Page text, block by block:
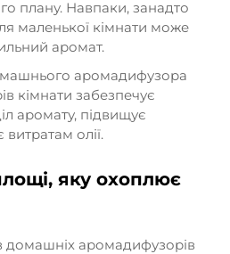
плану. Навпаки, занадто
маленької кімнати може
аромат.
аромадифузора
кімнати забезпечує
аромату, підвищує
олії.
яку охоплює
домашніх аромадифузорів